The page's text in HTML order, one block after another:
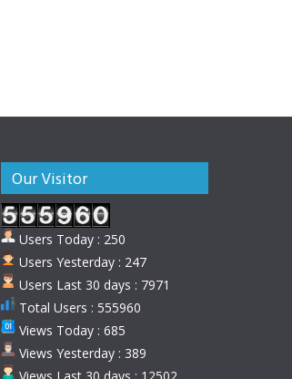
Our Visitor
Users Today : 250
Users Yesterday : 247
Users Last 30 days : 7971
Total Users : 555960
Views Today : 685
Views Yesterday : 389